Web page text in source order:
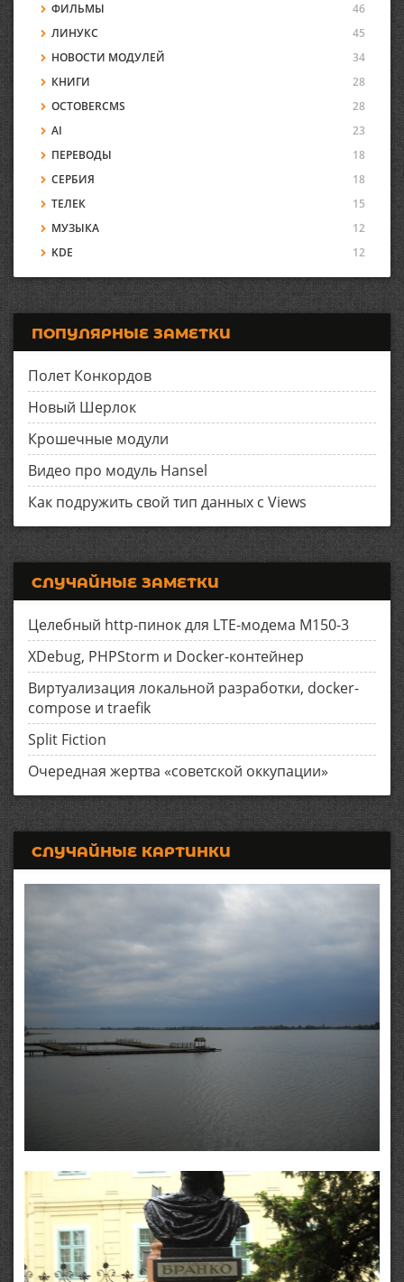
ФИЛЬМЫ
46
ЛИНУКС
45
НОВОСТИ МОДУЛЕЙ
34
КНИГИ
28
OCTOBERCMS
28
AI
23
ПЕРЕВОДЫ
18
СЕРБИЯ
18
ТЕЛЕК
15
МУЗЫКА
12
KDE
12
ПОПУЛЯРНЫЕ ЗАМЕТКИ
Полет Конкордов
Новый Шерлок
Крошечные модули
Видео про модуль Hansel
Как подружить свой тип данных с Views
СЛУЧАЙНЫЕ ЗАМЕТКИ
Целебный http-пинок для LTE-модема M150-3
XDebug, PHPStorm и Docker-контейнер
Виртуализация локальной разработки, docker-
compose и traefik
Split Fiction
Очередная жертва «советской оккупации»
СЛУЧАЙНЫЕ КАРТИНКИ